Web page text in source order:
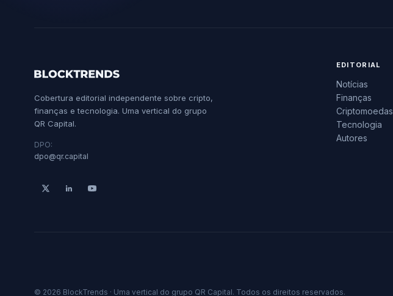
Cobertura editorial independente sobre cripto,
finanças e tecnologia. Uma vertical do grupo
QR Capital.
DPO:
dpo@qr.capital
EDITORIAL
Notícias
Finanças
Criptomoedas
Tecnologia
Autores
© 2026 BlockTrends · Uma vertical do grupo QR Capital. Todos os direitos reservados.